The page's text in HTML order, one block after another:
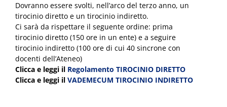
Dovranno essere svolti, nell’arco del terzo anno, un
tirocinio diretto e un tirocinio indiretto.
Ci sarà da rispettare il seguente ordine: prima
tirocinio diretto (150 ore in un ente) e a seguire
tirocinio indiretto (100 ore di cui 40 sincrone con
docenti dell’Ateneo)
Clicca e leggi il Regolamento TIROCINIO DIRETTO
Clicca e leggi il VADEMECUM TIROCINIO INDIRETTO